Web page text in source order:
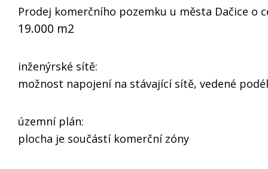
Prodej komerčního pozemku u města Dačice o
19.000 m2
inženýrské sítě:
možnost napojení na stávající sítě, vedené
územní plán:
plocha je součástí komerční zóny